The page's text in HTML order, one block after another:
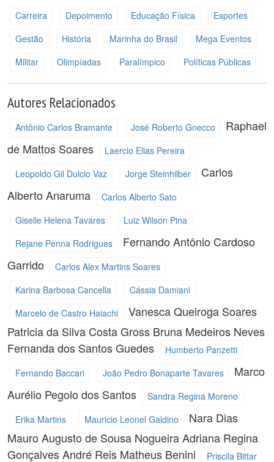
Carreira Depoimento Educação Física
Esportes
Gestão
História Marinha do Brasil
Mega Eventos
Militar
Olimpíadas Paralímpico Políticas Públicas
Autores Relacionados
Antônio Carlos Bramante José Roberto Gnecco
Raphael
de Mattos Soares
Laercio Elias Pereira
Leopoldo Gil Dulcio Vaz
Jorge Steinhilber
Carlos
Alberto Anaruma
Carlos Alberto Sato
Giselle Helena Tavares
Luiz Wilson Pina
Rejane Penna Rodrigues
Fernando Antônio Cardoso
Garrido
Carlos Alex Martins Soares
Karina Barbosa Cancella
Cássia Damiani
Marcelo de Castro Haiachi
Vanesca Queiroga Soares
Patricia da Silva Costa Gross Bruna Medeiros Neves
Fernanda dos Santos Guedes
Humberto Panzetti
Fernando Baccari
João Pedro Bonaparte Tavares
Marco
Aurélio Pegolo dos Santos
Sandra Regina Moreno
Erika Martins
Mauricio Leonel Galdino
Nara Dias
Mauro Augusto de Sousa NogueiraAdriana Regina
GonçalvesAndré Reis Matheus Benini Priscila Bittar